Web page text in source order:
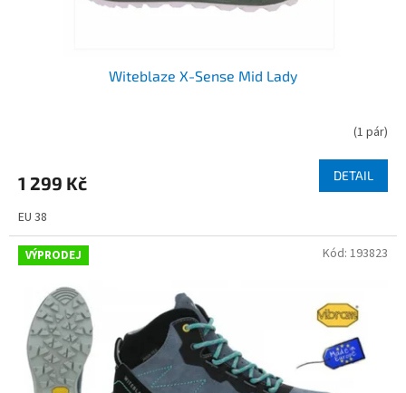
Witeblaze X-Sense Mid Lady
(1 pár)
1 299 Kč DETAIL
EU 38
VÝPRODEJ Kód: 193823